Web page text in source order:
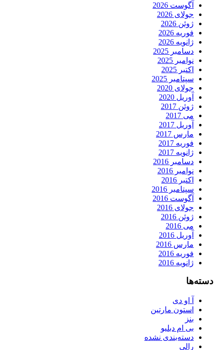
آگوست 2026
جولای 2026
ژوئن 2026
فوریه 2026
ژانویه 2026
دسامبر 2025
نوامبر 2025
اکتبر 2025
سپتامبر 2025
جولای 2020
آوریل 2020
ژوئن 2017
می 2017
آوریل 2017
مارس 2017
فوریه 2017
ژانویه 2017
دسامبر 2016
نوامبر 2016
اکتبر 2016
سپتامبر 2016
آگوست 2016
جولای 2016
ژوئن 2016
می 2016
آوریل 2016
مارس 2016
فوریه 2016
ژانویه 2016
دسته‌ها
آ او دی
استون مارتین
بنز
بی ام دبلیو
دسته‌بندی نشده
رالی